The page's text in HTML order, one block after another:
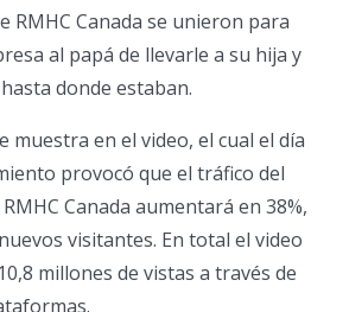
RMHC Canada se unieron para
al papá de llevarle a su hija y
donde estaban.
muestra en el video, el cual el día
provocó que el tráfico del
Canada aumentará en 38%,
visitantes. En total el video
millones de vistas a través de